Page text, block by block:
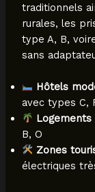
traditionnels
rurales, les
type A, B,
sans
Hôtels
avec types C,
Logements
B, O
Zones
électriques